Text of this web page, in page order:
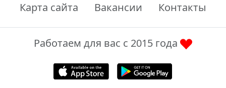
Карта сайта
Вакансии Контакты
Работаем для вас с 2015 года